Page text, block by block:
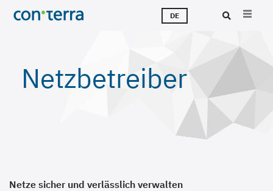
Direkt
zum
DE
Netzbetreiber
Netze sicher und verlässlich verwalten